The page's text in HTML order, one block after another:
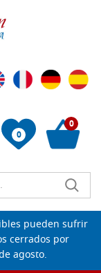
0
0
pueden sufrir
cerrados por
agosto.